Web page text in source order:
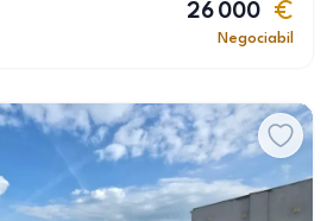
26 000
Negociabil